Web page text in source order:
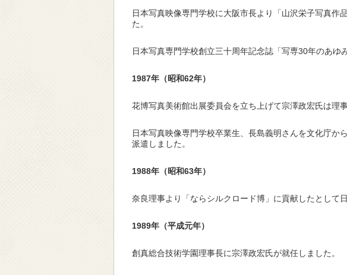
日本写真映像専門学校に大阪市長より「山沢栄子写真作
た。
日本写真専門学校創立三十周年記念誌「写専30年のあゆ
1987年（昭和62年）
花博写真美術館出展委員会を立ち上げて宗澤政宏氏は理
日本写真映像専門学校卒業生、長島義明さんを文化庁か
派遣しました。
1988年（昭和63年）
奈良理事より「ならシルクロード博」に貢献したとして
1989年（平成元年）
創真総合技術学園理事長に宗澤政宏氏が就任しました。